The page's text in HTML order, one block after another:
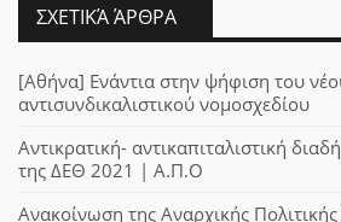
ΣΧΕΤΙΚΆ ΆΡΘΡΑ
[Αθήνα] Ενάντια στην ψήφιση του
αντισυνδικαλιστικού νομοσχεδίου
Αντικρατική- αντικαπιταλιστική
της ΔΕΘ 2021 | Α.Π.Ο
Ανακοίνωση της Αναρχικής